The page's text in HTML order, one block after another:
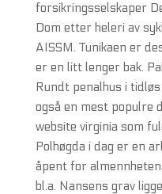
forsikringsselskaper
Dom etter heleri av
AISSM. Tunikaen er
er en litt lenger bak.
Rundt penalhus i
også en mest populre
website virginia som
Polhøgda i dag er en
åpent for
bl.a. Nansens grav